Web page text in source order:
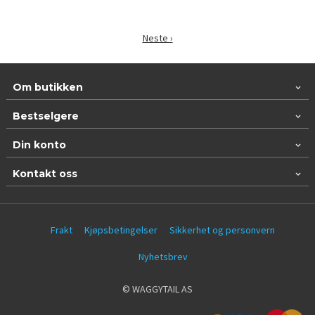
Neste ›
Om butikken
Bestselgere
Din konto
Kontakt oss
Frakt Kjøpsbetingelser Sikkerhet og personvern
Nyhetsbrev
© WAGGYTAIL AS